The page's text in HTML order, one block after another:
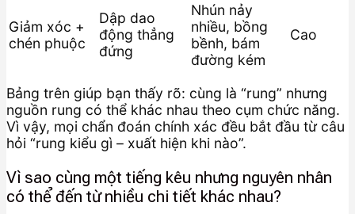
Giảm xóc +
chén phuộc
Dập dao
động thẳng
đứng
Nhún nảy
nhiều, bồng
bềnh, bám
đường kém
Cao
Bảng trên giúp bạn thấy rõ: cùng là “rung” nhưng
nguồn rung có thể khác nhau theo cụm chức năng.
Vì vậy, mọi chẩn đoán chính xác đều bắt đầu từ câu
hỏi “rung kiểu gì – xuất hiện khi nào”.
Vì sao cùng một tiếng kêu nhưng nguyên nhân
có thể đến từ nhiều chi tiết khác nhau?